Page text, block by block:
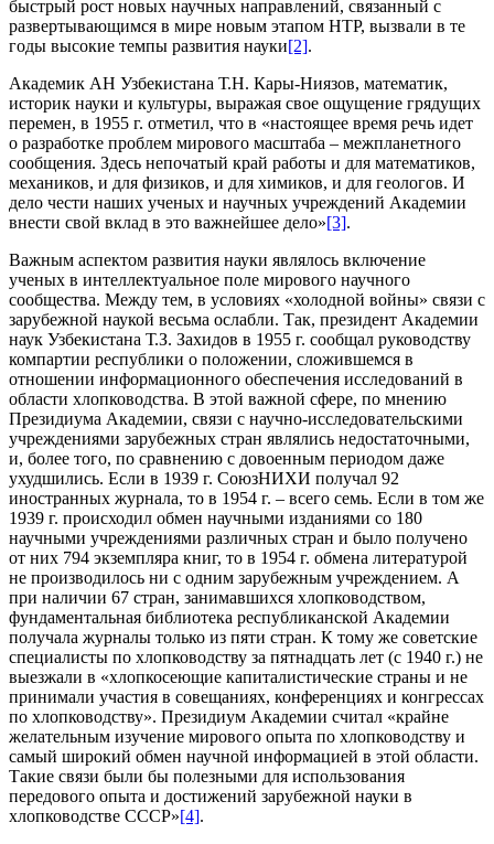
быстрый рост новых научных направлений, связанный с
развертывающимся в мире новым этапом НТР, вызвали в те
годы высокие темпы развития науки[2].
Академик АН Узбекистана Т.Н. Кары-Ниязов, математик,
историк науки и культуры, выражая свое ощущение грядущих
перемен, в 1955 г. отметил, что в «настоящее время речь идет
о разработке проблем мирового масштаба – межпланетного
сообщения. Здесь непочатый край работы и для математиков,
механиков, и для физиков, и для химиков, и для геологов. И
дело чести наших ученых и научных учреждений Академии
внести свой вклад в это важнейшее дело»[3].
Важным аспектом развития науки являлось включение
ученых в интеллектуальное поле мирового научного
сообщества. Между тем, в условиях «холодной войны» связи с
зарубежной наукой весьма ослабли. Так, президент Академии
наук Узбекистана Т.З. Захидов в 1955 г. сообщал руководству
компартии республики о положении, сложившемся в
отношении информационного обеспечения исследований в
области хлопководства. В этой важной сфере, по мнению
Президиума Академии, связи с научно-исследовательскими
учреждениями зарубежных стран являлись недостаточными,
и, более того, по сравнению с довоенным периодом даже
ухудшились. Если в 1939 г. СоюзНИХИ получал 92
иностранных журнала, то в 1954 г. – всего семь. Если в том же
1939 г. происходил обмен научными изданиями со 180
научными учреждениями различных стран и было получено
от них 794 экземпляра книг, то в 1954 г. обмена литературой
не производилось ни с одним зарубежным учреждением. А
при наличии 67 стран, занимавшихся хлопководством,
фундаментальная библиотека республиканской Академии
получала журналы только из пяти стран. К тому же советские
специалисты по хлопководству за пятнадцать лет (с 1940 г.) не
выезжали в «хлопкосеющие капиталистические страны и не
принимали участия в совещаниях, конференциях и конгрессах
по хлопководству». Президиум Академии считал «крайне
желательным изучение мирового опыта по хлопководству и
самый широкий обмен научной информацией в этой области.
Такие связи были бы полезными для использования
передового опыта и достижений зарубежной науки в
хлопководстве СССР»[4].